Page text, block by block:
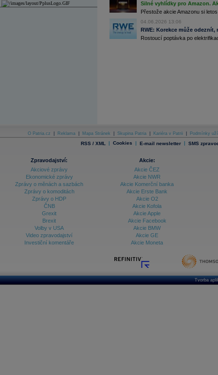
Archiv - Měnová politika
Archiv - Treasury alerty
Archiv - Vývoj české koruny
Archiv analýz - Makroukazatele
Ceny průmyslových výrobců - Data a prognózy
Ceny průmyslových výrobců - Graf (ČR)
Databanka - Akcie
Silné vyhlídky pro Amazon.
Přestože akcie Amazonu si
04.06.2026 13:06
RWE: Korekce může
Rostoucí poptávka po
O Patria.cz Reklama Mapa Stránek Skupina Patria Kariéra v Patrii Podmínky
RSS / XML | Cookies | E-mail newsletter | SMS
Zpravodajství:
Akciové zprávy
Ekonomické zprávy
Zprávy o měnách a sazbách
Zprávy o komoditách
Zprávy o HDP
ČNB
Grexit
Brexit
Volby v USA
Video zpravodajství
Investiční komentáře
Akcie:
Akcie ČEZ
Akcie NWR
Akcie Komerční banka
Akcie Erste Bank
Akcie O2
Akcie Kofola
Akcie Apple
Akcie Facebook
Akcie BMW
Akcie GE
Akcie Moneta
Tvorba